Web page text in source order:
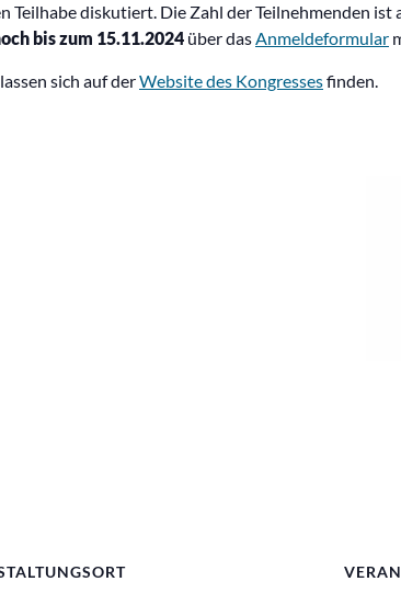
diskutiert. Die Zahl der Teilnehmenden ist
bis zum 15.11.2024 über dasAnmeldeformular
sich auf derWebsite des Kongressesfinden.